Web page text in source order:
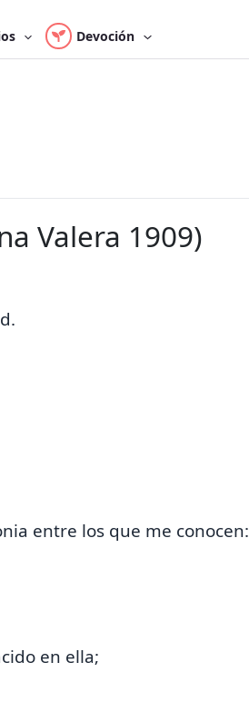
Devoción
Valera 1909)
entre los que me conocen:
en ella;